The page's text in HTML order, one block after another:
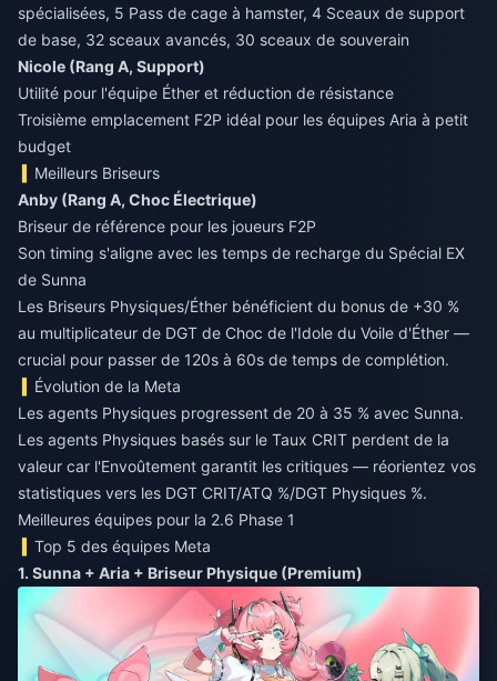
spécialisées, 5 Pass de cage à hamster, 4 Sceaux de support
de base, 32 sceaux avancés, 30 sceaux de souverain
Nicole (Rang A, Support)
Utilité pour l'équipe Éther et réduction de résistance
Troisième emplacement F2P idéal pour les équipes Aria à petit
budget
Meilleurs Briseurs
Anby (Rang A, Choc Électrique)
Briseur de référence pour les joueurs F2P
Son timing s'aligne avec les temps de recharge du Spécial EX
de Sunna
Les Briseurs Physiques/Éther bénéficient du bonus de +30 %
au multiplicateur de DGT de Choc de l'Idole du Voile d'Éther —
crucial pour passer de 120s à 60s de temps de complétion.
Évolution de la Meta
Les agents Physiques progressent de 20 à 35 % avec Sunna.
Les agents Physiques basés sur le Taux CRIT perdent de la
valeur car l'Envoûtement garantit les critiques — réorientez vos
statistiques vers les DGT CRIT/ATQ %/DGT Physiques %.
Meilleures équipes pour la 2.6 Phase 1
Top 5 des équipes Meta
1. Sunna + Aria + Briseur Physique (Premium)